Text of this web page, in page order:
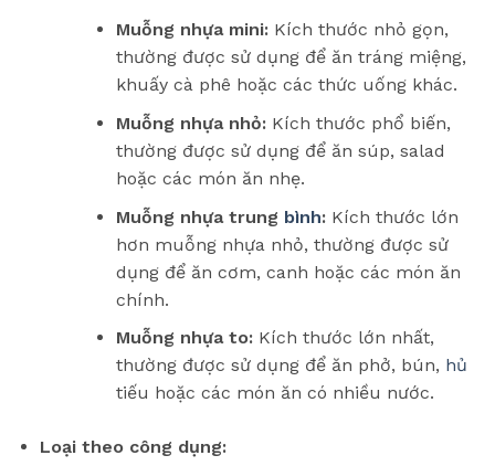
Muỗng nhựa mini:Kích thước nhỏ gọn,
thường được sử dụng để ăn tráng miệng,
khuấy cà phê hoặc các thức uống khác.
Muỗng nhựa nhỏ:Kích thước phổ biến,
thường được sử dụng để ăn súp, salad
hoặc các món ăn nhẹ.
Muỗng nhựa trung bình:Kích thước lớn
hơn muỗng nhựa nhỏ, thường được sử
dụng để ăn cơm, canh hoặc các món ăn
chính.
Muỗng nhựa to:Kích thước lớn nhất,
thường được sử dụng để ăn phở, bún, hủ
tiếu hoặc các món ăn có nhiều nước.
Loại theo công dụng: